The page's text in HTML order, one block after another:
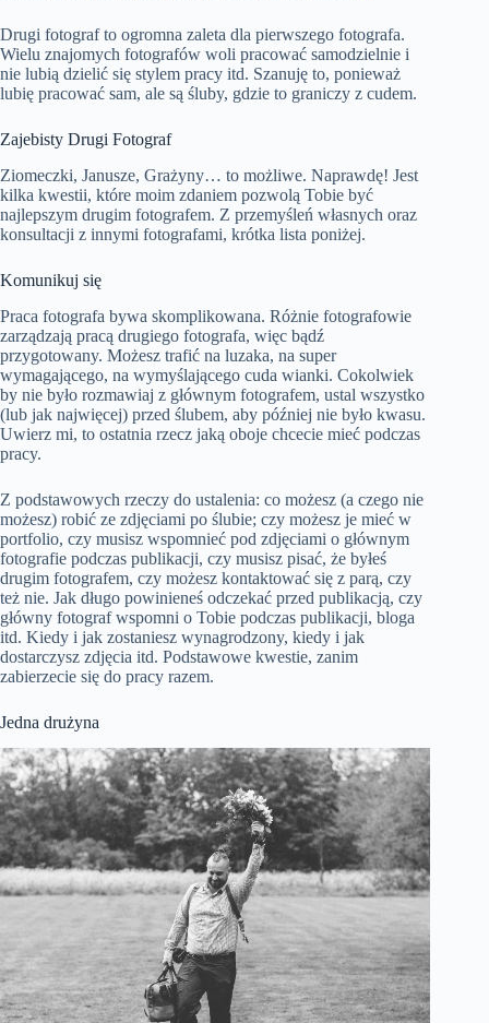
Drugi fotograf to ogromna zaleta dla pierwszego fotografa.
Wielu znajomych fotografów woli pracować samodzielnie i
nie lubią dzielić się stylem pracy itd. Szanuję to, ponieważ
lubię pracować sam, ale są śluby, gdzie to graniczy z cudem.
Zajebisty Drugi Fotograf
Ziomeczki, Janusze, Grażyny… to możliwe. Naprawdę! Jest
kilka kwestii, które moim zdaniem pozwolą Tobie być
najlepszym drugim fotografem. Z przemyśleń własnych oraz
konsultacji z innymi fotografami, krótka lista poniżej.
Komunikuj się
Praca fotografa bywa skomplikowana. Różnie fotografowie
zarządzają pracą drugiego fotografa, więc bądź
przygotowany. Możesz trafić na luzaka, na super
wymagającego, na wymyślającego cuda wianki. Cokolwiek
by nie było rozmawiaj z głównym fotografem, ustal wszystko
(lub jak najwięcej) przed ślubem, aby później nie było kwasu.
Uwierz mi, to ostatnia rzecz jaką oboje chcecie mieć podczas
pracy.
Z podstawowych rzeczy do ustalenia: co możesz (a czego nie
możesz) robić ze zdjęciami po ślubie; czy możesz je mieć w
portfolio, czy musisz wspomnieć pod zdjęciami o głównym
fotografie podczas publikacji, czy musisz pisać, że byłeś
drugim fotografem, czy możesz kontaktować się z parą, czy
też nie. Jak długo powinieneś odczekać przed publikacją, czy
główny fotograf wspomni o Tobie podczas publikacji, bloga
itd. Kiedy i jak zostaniesz wynagrodzony, kiedy i jak
dostarczysz zdjęcia itd. Podstawowe kwestie, zanim
zabierzecie się do pracy razem.
Jedna drużyna